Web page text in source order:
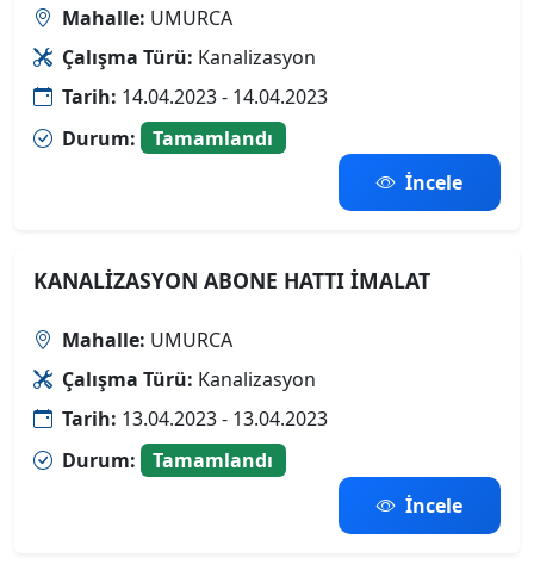
Mahalle: UMURCA
Çalışma Türü: Kanalizasyon
Tarih: 14.04.2023 - 14.04.2023
Durum:
Tamamlandı
İncele
KANALİZASYON ABONE HATTI İMALAT
Mahalle: UMURCA
Çalışma Türü: Kanalizasyon
Tarih: 13.04.2023 - 13.04.2023
Durum:
Tamamlandı
İncele